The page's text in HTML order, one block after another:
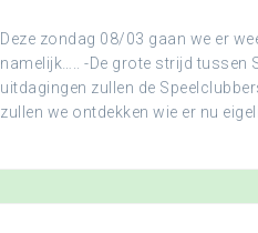
Deze zondag 08/03 gaan we er
namelijk….. -De grote strijd tussen
uitdagingen zullen de
zullen we ontdekken wie er nu